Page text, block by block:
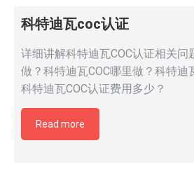
科特迪瓦coc认证
详细讲解科特迪瓦COC认证相关问
做？科特迪瓦COC哪里做？科特迪
科特迪瓦COC认证费用多少？
Read more